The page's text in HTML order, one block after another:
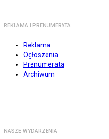
REKLAMA I PRENUMERATA
Reklama
Ogłoszenia
Prenumerata
Archiwum
NASZE WYDARZENIA